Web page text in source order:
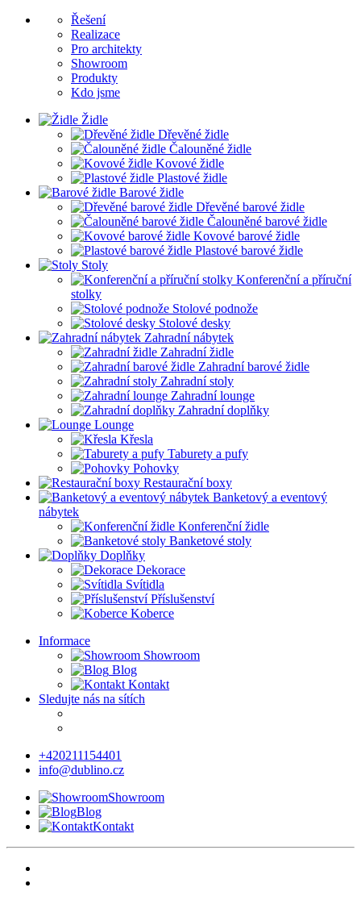
Řešení
Realizace
Pro architekty
Showroom
Produkty
Kdo jsme
Židle
Dřevěné židle
Čalouněné židle
Kovové židle
Plastové židle
Barové židle
Dřevěné barové židle
Čalouněné barové židle
Kovové barové židle
Plastové barové židle
Stoly
Konferenční a příruční
stolky
Stolové podnože
Stolové desky
Zahradní nábytek
Zahradní židle
Zahradní barové židle
Zahradní stoly
Zahradní lounge
Zahradní doplňky
Lounge
Křesla
Taburety a pufy
Pohovky
Restaurační boxy
Banketový a eventový
nábytek
Konferenční židle
Banketové stoly
Doplňky
Dekorace
Svítidla
Příslušenství
Koberce
Informace
Showroom
Blog
Kontakt
Sledujte nás na sítích
+420211154401
info@dublino.cz
Showroom
Blog
Kontakt